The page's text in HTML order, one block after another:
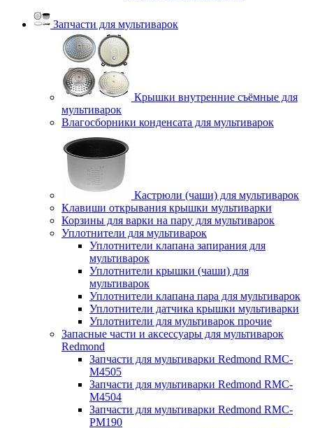
Запчасти для мультиварок
Крышки внутренние съёмные для
мультиварок
Влагосборники конденсата для мультиварок
Кастрюли (чаши) для мультиварок
Клавиши открывания крышки мультиварки
Корзины для варки на пару для мультиварок
Уплотнители для мультиварок
Уплотнители клапана запирания для
мультиварок
Уплотнители крышки (чаши) для
мультиварок
Уплотнители клапана пара для мультиварок
Уплотнители датчика крышки мультиварки
Уплотнители для мультиварок прочие
Запасные части и аксессуары для мультиварок
Redmond
Запчасти для мультиварки Redmond RMC-
M4505
Запчасти для мультиварки Redmond RMC-
M4504
Запчасти для мультиварки Redmond RMC-
PM190